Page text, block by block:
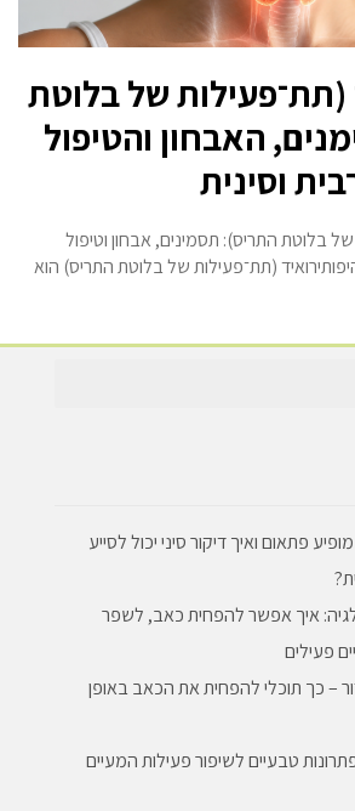
(תת־פעילות של בלוטת
האבחון והטיפול
וסינית
של בלוטת התריס): תסמינים, אבחון וטיפול
(תת־פעילות של בלוטת התריס) הוא
פתאום ואיך דיקור סיני יכול לסייע
איך אפשר להפחית כאב, לשפר
פעילים
– כך תוכלי להפחית את הכאב באופן
טבעיים לשיפור פעילות המעיים